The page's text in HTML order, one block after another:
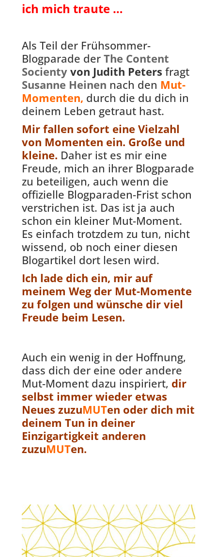
ich mich traute …
Als Teil der Frühsommer-
Blogparade der The Content
Socientyvon Judith Peters fragt
Susanne Heinen nach den Mut-
Momenten, durch die du dich in
deinem Leben getraut hast.
Mir fallen sofort eine Vielzahl
von Momenten ein. Große und
kleine. Daher ist es mir eine
Freude, mich an ihrer Blogparade
zu beteiligen, auch wenn die
offizielle Blogparaden-Frist schon
verstrichen ist. Das ist ja auch
schon ein kleiner Mut-Moment.
Es einfach trotzdem zu tun, nicht
wissend, ob noch einer diesen
Blogartikel dort lesen wird.
Ich lade dich ein, mir auf
meinem Weg der Mut-Momente
zu folgen und wünsche dir viel
Freude beim Lesen.
Auch ein wenig in der Hoffnung,
dass dich der eine oder andere
Mut-Moment dazu inspiriert, dir
selbst immer wieder etwas
Neues zuzuMUTen oder dich mit
deinem Tun in deiner
Einzigartigkeit anderen
zuzuMUTen.